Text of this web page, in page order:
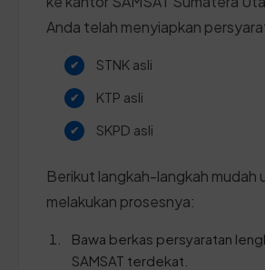
Anda telah menyiapkan
STNK asli
KTP asli
SKPD asli
Berikut langkah-langkah mudah
melakukan prosesnya:
Bawa berkas persyaratan
SAMSAT terdekat.